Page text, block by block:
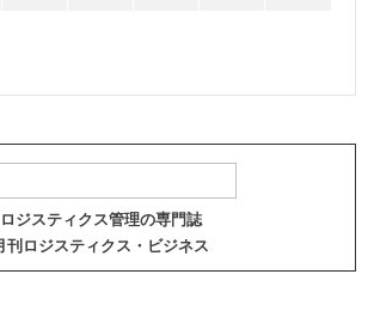
ロジスティクス管理の専門誌
刊ロジスティクス・ビジネス